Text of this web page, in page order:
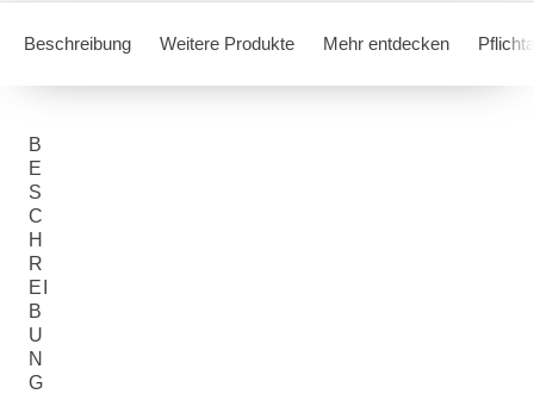
Beschreibung Weitere Produkte Mehr entdecken
B
E
S
C
H
R
EI
B
U
N
G